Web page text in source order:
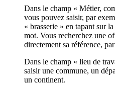
Dans le champ « Métier,
vous pouvez saisir, par
« brasserie » en tapant sur
mot. Vous recherchez une
directement sa référence,
Dans le champ « lieu de
saisir une commune, un
un continent.